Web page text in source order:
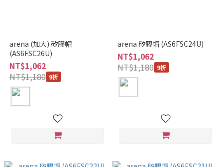
arena (加大) 矽膠帽
(AS6FSC26U)
NT$1,062
NT$1,180 9折
arena 矽膠帽 (AS6FSC24U)
NT$1,062
NT$1,180 9折